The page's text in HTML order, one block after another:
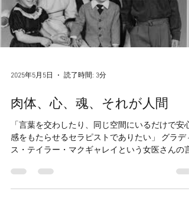
2025年5月5日 読了時間: 3分
肉体、心、魂、それが人間